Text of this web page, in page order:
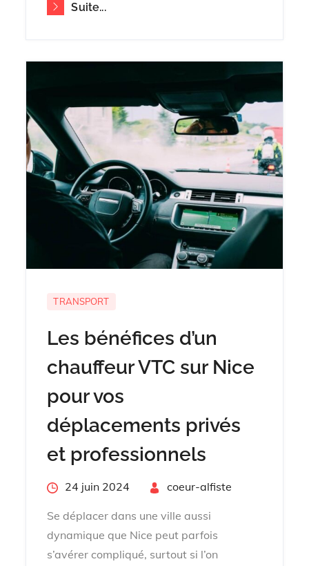
Suite...
TRANSPORT
Les bénéfices d’un
chauffeur VTC sur Nice
pour vos
déplacements privés
et professionnels
Posted24 juin 2024 coeur-alfiste
Se déplacer dans une ville aussi
dynamique que Nice peut parfois
s’avérer compliqué, surtout si l’on